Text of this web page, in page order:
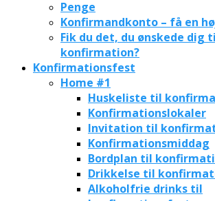
Penge
Konfirmandkonto – få en
Fik du det, du ønskede dig
konfirmation?
Konfirmationsfest
Home #1
Huskeliste til
Konfirmationslokaler
Invitation til
Konfirmationsmiddag
Bordplan til
Drikkelse til
Alkoholfrie drinks til